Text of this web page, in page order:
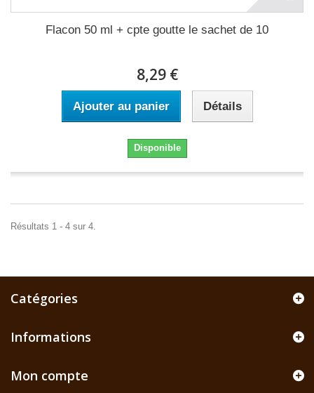
Flacon 50 ml + cpte goutte le sachet de 10
8,29 €
Ajouter au panier Détails
Disponible
Résultats 1 - 4 sur 4.
Catégories
Informations
Mon compte